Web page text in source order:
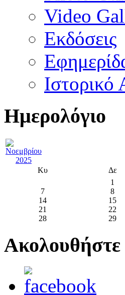
Video
Εκδόσεις
Ιστορικό
Ημερολόγιο
Κυ Δε
1
7
8
14
15
21
22
28
29